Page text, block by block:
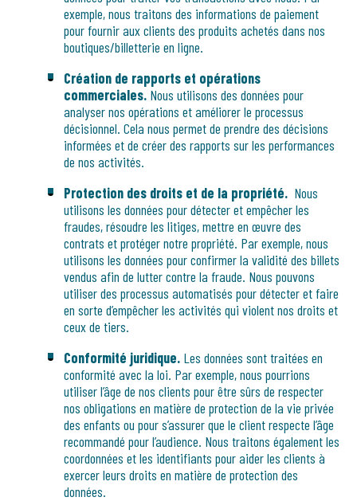
exemple, nous traitons des informations de paiement
pour fournir aux clients des produits achetés dans nos
boutiques/billetterie en ligne.
Création de rapports et opérations
commerciales. Nous utilisons des données pour
analyser nos opérations et améliorer le processus
décisionnel. Cela nous permet de prendre des décisions
informées et de créer des rapports sur les performances
de nos activités.
Protection des droits et de la propriété. Nous
utilisons les données pour détecter et empêcher les
fraudes, résoudre les litiges, mettre en œuvre des
contrats et protéger notre propriété. Par exemple, nous
utilisons les données pour confirmer la validité des billets
vendus afin de lutter contre la fraude. Nous pouvons
utiliser des processus automatisés pour détecter et faire
en sorte d’empêcher les activités qui violent nos droits et
ceux de tiers.
Conformité juridique. Les données sont traitées en
conformité avec la loi. Par exemple, nous pourrions
utiliser l’âge de nos clients pour être sûrs de respecter
nos obligations en matière de protection de la vie privée
des enfants ou pour s’assurer que le client respecte l’âge
recommandé pour l’audience. Nous traitons également les
coordonnées et les identifiants pour aider les clients à
exercer leurs droits en matière de protection des
données.